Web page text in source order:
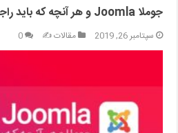
جوملا Joomla و هر آنچه که باید راجب آن بدانید
سپتامبر 26, 2019 مقالات ✍️ 0